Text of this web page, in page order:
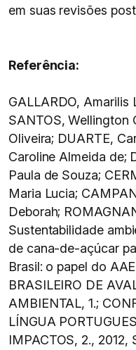
em suas revisões
Referência:
GALLARDO, Amarilis
SANTOS, Wellington
Oliveira; DUARTE,
Caroline Almeida de;
Paula de Souza;
Maria Lucia;
Deborah;
Sustentabilidade
de cana-de-açúcar
Brasil: o papel do
BRASILEIRO DE
AMBIENTAL, 1.;
LÍNGUA
IMPACTOS, 2., 2012,